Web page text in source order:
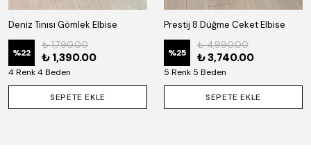
Deniz Tınısı Gömlek Elbise
%22
₺ 1,790.00
₺ 1,390.00
4 Renk 4 Beden
SEPETE EKLE
Prestij 8 Düğme Ceket Elbise
%25
₺ 4,990.00
₺ 3,740.00
5 Renk 5 Beden
SEPETE EKLE